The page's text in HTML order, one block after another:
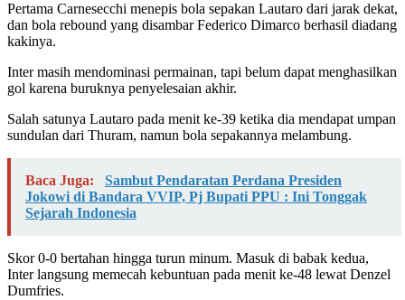
Pertama Carnesecchi menepis bola sepakan Lautaro dari jarak dekat,
dan bola rebound yang disambar Federico Dimarco berhasil diadang
kakinya.
Inter masih mendominasi permainan, tapi belum dapat menghasilkan
gol karena buruknya penyelesaian akhir.
Salah satunya Lautaro pada menit ke-39 ketika dia mendapat umpan
sundulan dari Thuram, namun bola sepakannya melambung.
Baca Juga:
Sambut Pendaratan Perdana Presiden
Jokowi di Bandara VVIP, Pj Bupati PPU : Ini Tonggak
Sejarah Indonesia
Skor 0-0 bertahan hingga turun minum. Masuk di babak kedua,
Inter langsung memecah kebuntuan pada menit ke-48 lewat Denzel
Dumfries.